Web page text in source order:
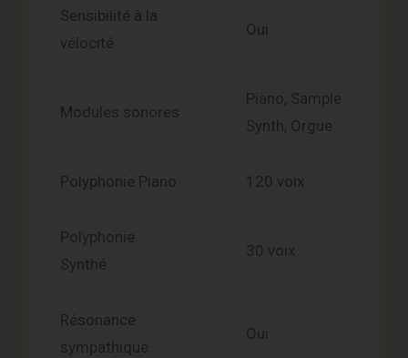
Sensibilité à la
vélocité
Oui
Modules sonores
Piano, Sample
Synth, Orgue
Polyphonie Piano 120 voix
Polyphonie
Synthé
30 voix
Résonance
sympathique
Oui